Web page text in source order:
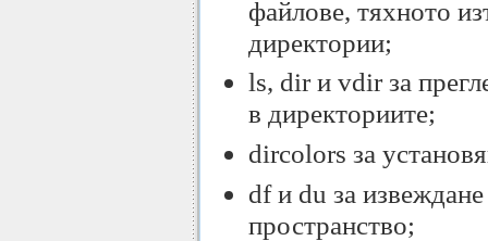
файлове, тяхното
директории;
ls, dir и vdir за
в директориите;
dircolors за
df и du за
пространство;